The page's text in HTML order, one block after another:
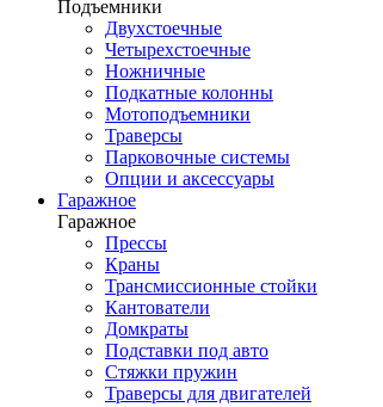
Подъемники
Двухстоечные
Четырехстоечные
Ножничные
Подкатные колонны
Мотоподъемники
Траверсы
Парковочные системы
Опции и аксессуары
Гаражное
Гаражное
Прессы
Краны
Трансмиссионные стойки
Кантователи
Домкраты
Подставки под авто
Стяжки пружин
Траверсы для двигателей